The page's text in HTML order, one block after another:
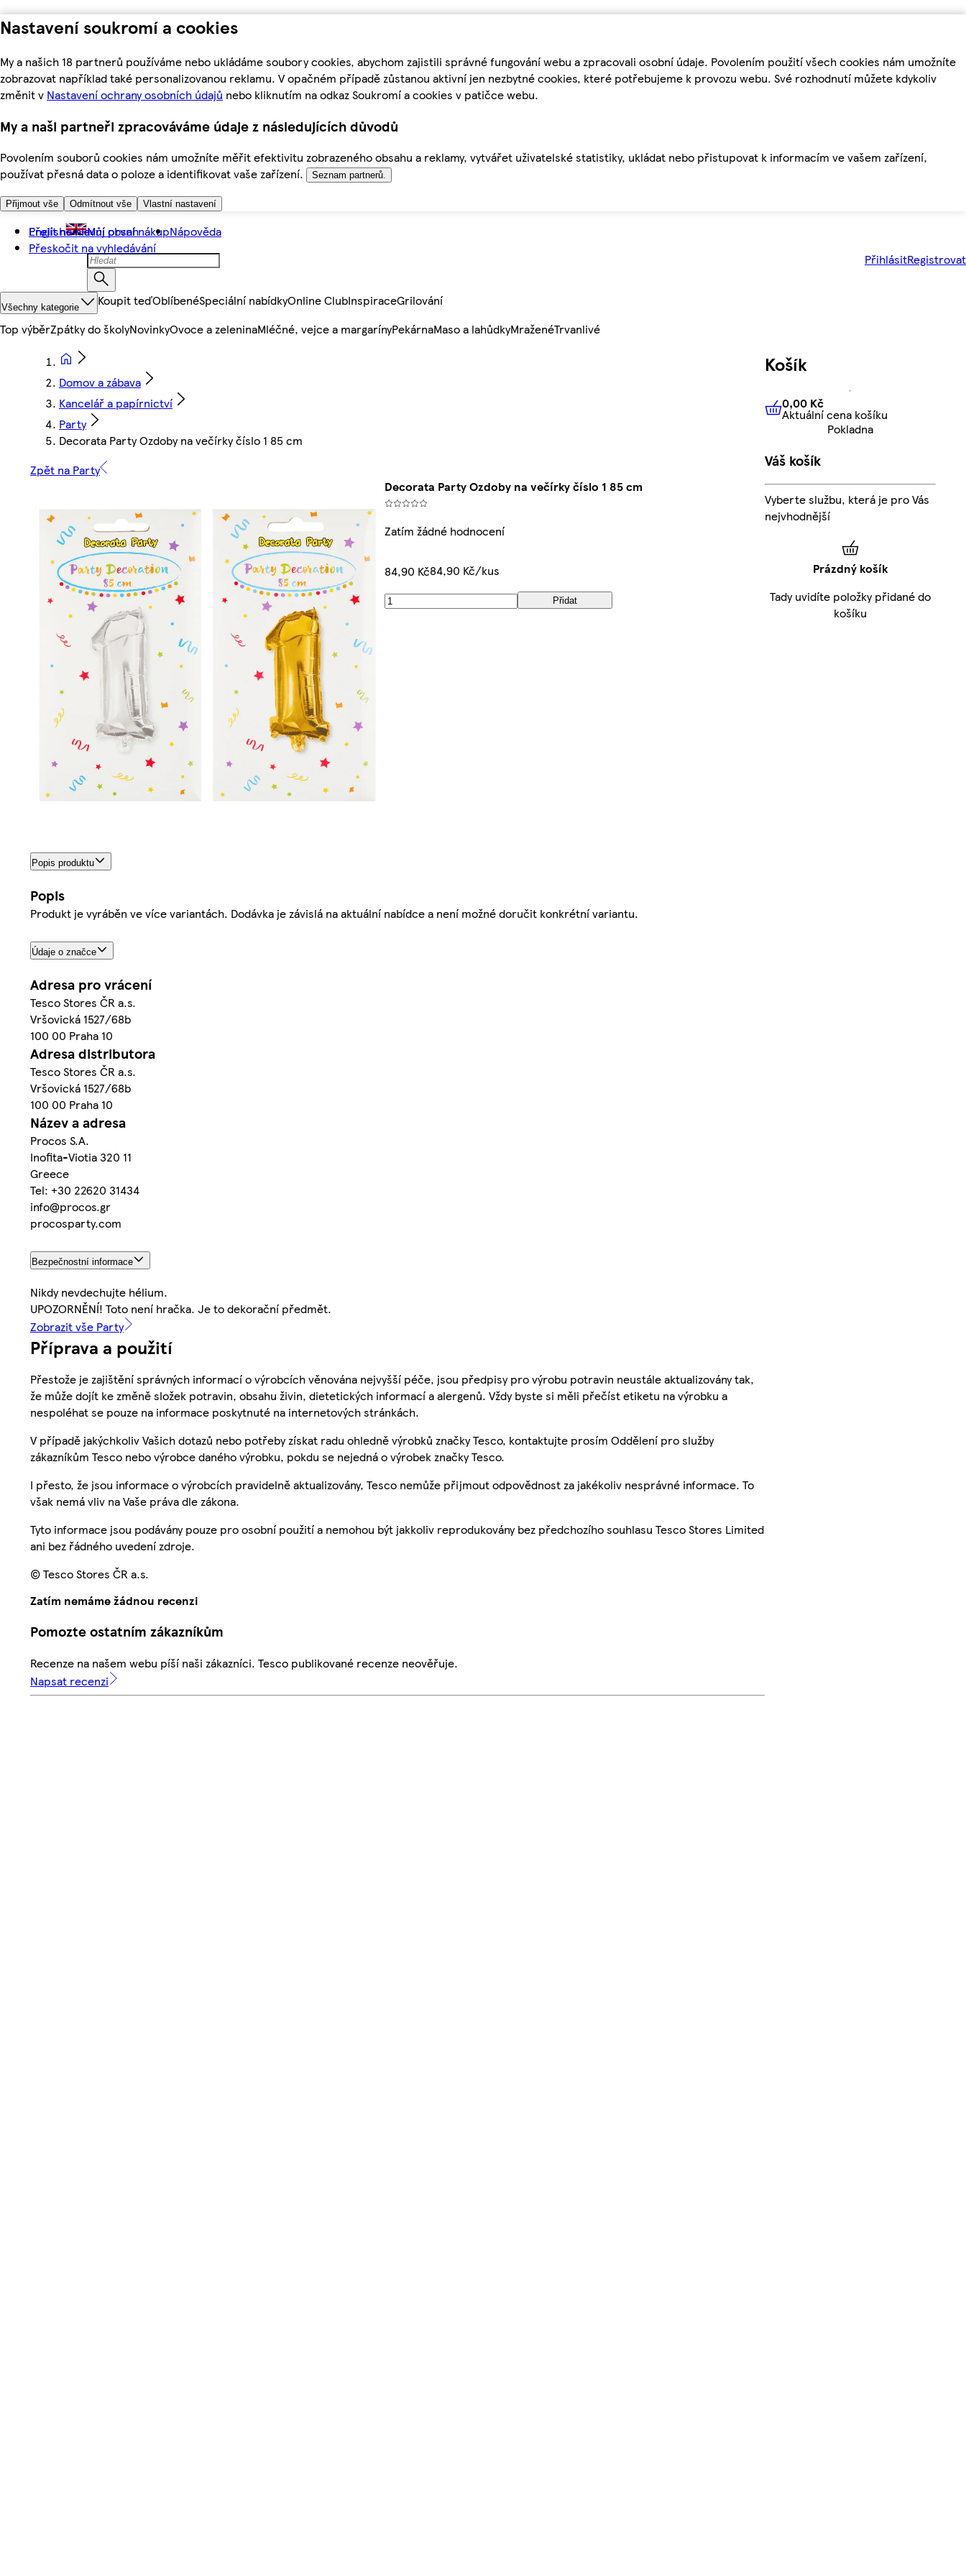
Nastavení soukromí a cookies
My a našich 18 partnerů používáme nebo ukládáme soubory cookies, abychom zajistili správné fungování webu a zpracovali osobní údaje. Povolením použití všech cookies nám umožníte
zobrazovat například také personalizovanou reklamu. V opačném případě zůstanou aktivní jen nezbytné cookies, které potřebujeme k provozu webu. Své rozhodnutí můžete kdykoliv
změnit v Nastavení ochrany osobních údajů nebo kliknutím na odkaz Soukromí a cookies v patičce webu.
My a naši partneři zpracováváme údaje z následujících důvodů
Povolením souborů cookies nám umožníte měřit efektivitu zobrazeného obsahu a reklamy, vytvářet uživatelské statistiky, ukládat nebo přistupovat k informacím ve vašem zařízení,
používat přesná data o poloze a identifikovat vaše zařízení.
Seznam partnerů.
Přijmout vše Odmítnout vše Vlastní nastavení
Přejít na hlavní obsah
Přeskočit na vyhledávání
English Můj první nákupNápověda
PřihlásitRegistrovat
Všechny kategorie Koupit teďOblíbenéSpeciální nabídkyOnline ClubInspiraceGrilování
Top výběrZpátky do školyNovinkyOvoce a zeleninaMléčné, vejce a margarínyPekárnaMaso a lahůdkyMraženéTrvanlivé
Domov a zábava
Kancelář a papírnictví
Party
Decorata Party Ozdoby na večírky číslo 1 85 cm
Zpět na Party
Decorata Party Ozdoby na večírky číslo 1 85 cm
Zatím žádné hodnocení
84,90 Kč84,90 Kč/kus
Přidat
Popis produktu
Popis
Produkt je vyráběn ve více variantách. Dodávka je závislá na aktuální nabídce a není možné doručit konkrétní variantu.
Údaje o značce
Adresa pro vrácení
Tesco Stores ČR a.s.
Vršovická 1527/68b
100 00 Praha 10
Adresa distributora
Tesco Stores ČR a.s.
Vršovická 1527/68b
100 00 Praha 10
Název a adresa
Procos S.A.
Inofita-Viotia 320 11
Greece
Tel: +30 22620 31434
info@procos.gr
procosparty.com
Bezpečnostní informace
Nikdy nevdechujte hélium.
UPOZORNĚNÍ! Toto není hračka. Je to dekorační předmět.
Zobrazit vše Party
Příprava a použití
Přestože je zajištění správných informací o výrobcích věnována nejvyšší péče, jsou předpisy pro výrobu potravin neustále aktualizovány tak,
že může dojít ke změně složek potravin, obsahu živin, dietetických informací a alergenů. Vždy byste si měli přečíst etiketu na výrobku a
nespoléhat se pouze na informace poskytnuté na internetových stránkách.
V případě jakýchkoliv Vašich dotazů nebo potřeby získat radu ohledně výrobků značky Tesco, kontaktujte prosím Oddělení pro služby
zákazníkům Tesco nebo výrobce daného výrobku, pokdu se nejedná o výrobek značky Tesco.
I přesto, že jsou informace o výrobcích pravidelně aktualizovány, Tesco nemůže přijmout odpovědnost za jakékoliv nesprávné informace. To
však nemá vliv na Vaše práva dle zákona.
Tyto informace jsou podávány pouze pro osobní použití a nemohou být jakkoliv reprodukovány bez předchozího souhlasu Tesco Stores Limited
ani bez řádného uvedení zdroje.
© Tesco Stores ČR a.s.
Zatím nemáme žádnou recenzi
Pomozte ostatním zákazníkům
Recenze na našem webu píší naši zákazníci. Tesco publikované recenze neověřuje.
Napsat recenzi
Košík
0,00 KčAktuální cena košíku
0,00 Kč
Aktuální cena košíku
Pokladna
Váš košík
Vyberte službu, která je pro Vás
nejvhodnější
Prázdný košík
Tady uvidíte položky přidané do
košíku